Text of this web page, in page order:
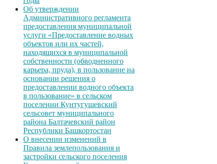
Об утверждении
Административного регламента
предоставления муниципальной
услуги «Предоставление водных
объектов или их частей,
находящихся в муниципальной
собственности (обводненного
карьера, пруда), в пользование на
основании решения о
предоставлении водного объекта
в пользование» в сельском
поселении Кунтугушевский
сельсовет муниципального
района Балтачевский район
Республики Башкортостан
О внесении изменений в
Правила землепользования и
застройки сельского поселения